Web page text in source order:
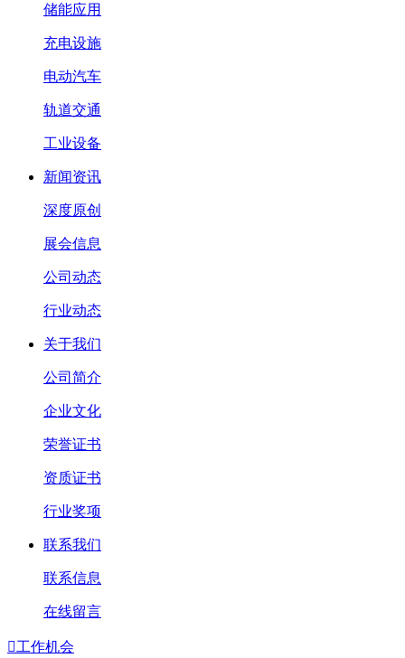
储能应用
充电设施
电动汽车
轨道交通
工业设备
新闻资讯
深度原创
展会信息
公司动态
行业动态
关于我们
公司简介
企业文化
荣誉证书
资质证书
行业奖项
联系我们
联系信息
在线留言
工作机会